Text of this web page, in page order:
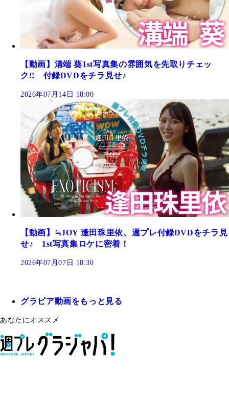
【動画】溝端 葵1st写真集の雰囲気を先取りチェッ
ク!! 付録DVDをチラ見せ♪
2026年07月14日 18:00
【動画】≒JOY 逢田珠里依、週プレ付録DVDをチラ見
せ♪ 1st写真集ロケに密着！
2026年07月07日 18:30
グラビア動画をもっと見る
あなたにオススメ